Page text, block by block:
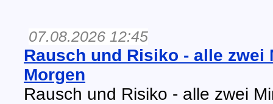
07.08.2026 12:45
Rausch und Risiko - alle zwei
Morgen
Rausch und Risiko - alle zwei